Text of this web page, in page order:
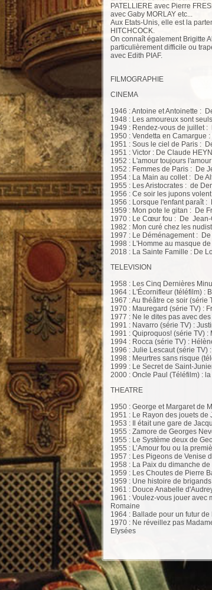
PATELLIERE avec Pierre
avec Gaby MORLAY etc...
Aux Etats-Unis, elle est la
HITCHCOCK.
On connaît également Brigitte
particulièrement difficile ou
avec Edith PIAF.
FILMOGRAPHIE
CINEMA
1946 : Antoine et Antoinette :
1948 : Les amoureux sont
1949 : Rendez-vous de juillet
1950 : Vendetta en Camargue
1951 : Sous le ciel de Paris :
1951 : Victor : De Claude
1952 : L'amour toujours
1952 : Femmes de Paris : De
1954 : La Main au collet : De
1955 : Les Aristocrates : de
1956 : Ce soir les jupons
1956 : Lorsque l'enfant paraît :
1959 : Mon pote le gitan : De
1970 : Le Cœur fou : De Jean-
1982 : Mon curé chez les
1997 : Le Déménagement : De
1998 : L'Homme au masque
2018 : La Sainte Famille : De
TELEVISION
1958 : Les Cinq Dernières
1964 : L'Écornifleur (téléfilm) :
1967 : Au théâtre ce soir (série
1970 : Mauregard (série TV) :
1977 : Ne le dites pas avec
1991 : Navarro (série TV) :
1991 : Quiproquos! (série TV) :
1994 : Rocca (série TV) :
1996 : Julie Lescaut (série TV)
1998 : Meurtres sans risque
1999 : Le Secret de Saint-
2000 : Oncle Paul (Téléfilm) :
THEATRE
1950 : George et Margaret de
1951 : Le Rayon des jouets
1953 : Il était une gare de
1955 : Zamore de Georges
1955 : Le Système deux de
1955 : L’Amour fou ou la
1957 : Les Pigeons de Venise
1958 : La Paix du dimanche
1959 : Les Choutes de Pierre
1959 : Une histoire de
1961 : Douce Anabelle
1961 : Voulez-vous jouer avec
Romaine
1964 : Ballade pour un futur
1970 : Ne réveillez pas
Elysées